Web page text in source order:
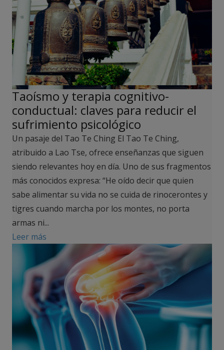
Taoísmo y terapia cognitivo-
conductual: claves para reducir el
sufrimiento psicológico
Un pasaje del Tao Te Ching El Tao Te Ching,
atribuido a Lao Tse, ofrece enseñanzas que siguen
siendo relevantes hoy en día. Uno de sus fragmentos
más conocidos expresa: “He oído decir que quien
sabe alimentar su vida no se cuida de rinocerontes y
tigres cuando marcha por los montes, no porta
armas ni...
Leer más